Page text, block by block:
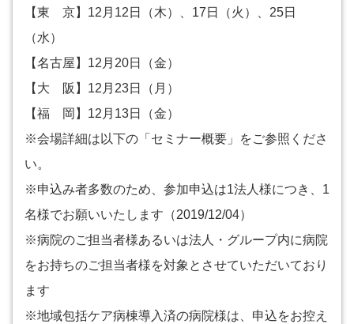
【東 京】12月12日（木）、17日（火）、25日
（水）
【名古屋】12月20日（金）
【大 阪】12月23日（月）
【福 岡】12月13日（金）
※会場詳細は以下の「セミナー概要」をご参照くださ
い。
※申込み者多数のため、参加申込は1法人様につき、1
名様でお願いいたします（2019/12/04）
※病院のご担当者様あるいは法人・グループ内に病院
をお持ちのご担当者様を対象とさせていただいており
ます
※地域包括ケア病棟導入済の病院様は、申込をお控え